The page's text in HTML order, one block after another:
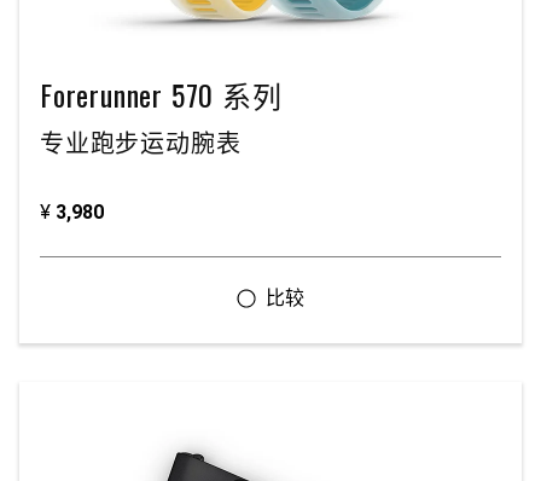
Forerunner 570 系列
专业跑步运动腕表
¥ 3,980